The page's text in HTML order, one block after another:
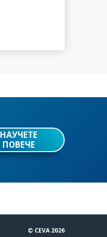
НАУЧЕТЕ
ПОВЕЧЕ
© CEVA 2026